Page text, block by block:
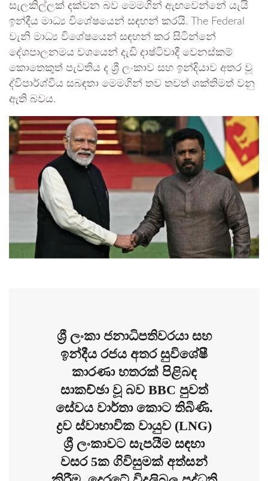
සැලකිල්ලක් දක්වන බව මෙමගින් ඇඟවෙන්නේ යැයි
ඉන්දීය මාධ්‍ය විශේෂයෙන් සඳහන් කරයි. The Federal
වැනි මාධ්‍ය විශේෂයෙන් සඳහන් කර සිටින්නේ
දේශපාලනමය වශයෙන් දැඩි දාෂ්ටිවාදී වෙනස්කම්
කොතෙකුත් පැවතිය ද ශ්‍රී ලංකාව සහ ඉන්දියාව අතර වූ
ද්විපාර්ශ්වීය සබඳතා මෙමගින් තව තවත් ශක්තිමත් වනු
ඇති බවය.
ශ්‍රී ලංකා ජනාධිපතිවරයා සහ
ඉන්දීය රජය අතර සුවිශේෂී
කාරණා හතරක් පිළිබඳ
සාකච්ඡා වූ බව BBC පුවත්
සේවය වාර්තා කොට තිබිණි.
ද්‍රව ස්වාභාවික වායුව (LNG)
ශ්‍රී ලංකාවට සැපයීම සඳහා
වසර 5ක ගිවිසුමක් අත්සන්